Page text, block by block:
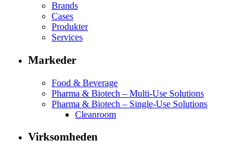
Brands
Cases
Produkter
Services
Markeder
Food & Beverage
Pharma & Biotech – Multi-Use Solutions
Pharma & Biotech – Single-Use Solutions
Cleanroom
Virksomheden